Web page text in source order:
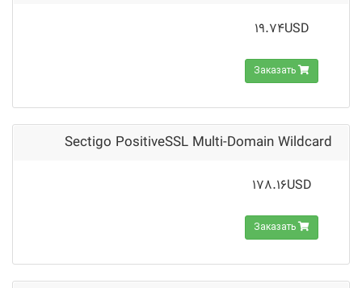
19.74USD
Заказать
Sectigo PositiveSSL Multi-Domain Wildcard
178.16USD
Заказать